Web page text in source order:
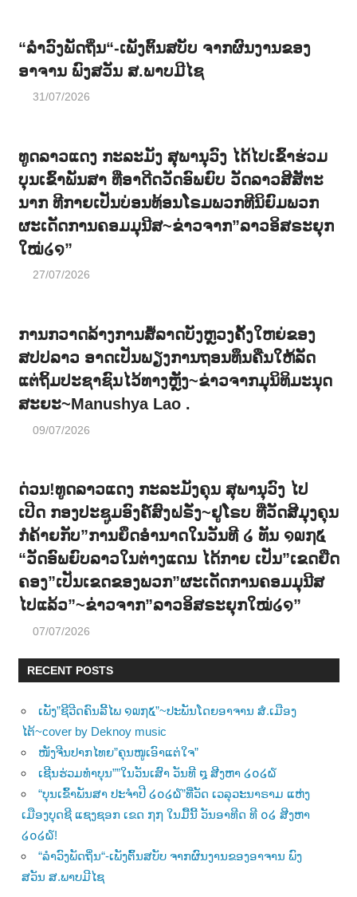
“ລຳວົງພັດຖິ່ນ“-ເພັງຕົ້ນສບັບ ຈາກຜົນງານຂອງ
ອາຈານ ພົງສວັນ ສ.ພາບມີໄຊ
31/07/2026
ທູດລາວແດງ ກະລະມັງ ສຸພານຸວົງ ໄດ້ໄປເຂົ້າຮ່ວມ
ບຸນເຂົ້າພັນສາ ທີ່ອາດີດວັດອົພຍົບ ວັດລາວສີສັຕະ
ນາກ ທີກາຍເປັນບ່ອນທ້ອນໂຣມພວກທີນິຍົມພວກ
ຜະເດັດການຄອມມຸນີສ~ຂ່າວຈາກ”ລາວອິສຣະຍຸກ
ໃໝ່໒໑”
27/07/2026
ການກວາດລ້າງການສໍ້ລາດບັງຫຼວງຄັ້ງໃຫຍ່ຂອງ
ສປປລາວ ອາດເປັນພຽງການຖອນທຶນຄືນໃຫ້ລັດ
ແຕ່ຖິ້ມປະຊາຊົນໄວ້ທາງຫຼັງ~ຂ່າວຈາກມຸນິທິມະນຸດ
ສະຍະ~Manushya Lao .
09/07/2026
ດ່ວນ!ທູດລາວແດງ ກະລະມັງຄຸນ ສຸພານຸວົງ ໄປ
ເປີດ ກອງປະຊູມອົງຄ໌ສົງຝຣັ່ງ~ຢູໂຣບ ທີ່ວັດສີມຸງຄຸນ
ກໍຄ້າຍກັບ”ການຍຶດອຳນາດໃນວັນທີ ໒ ທັນ ໑໙໗໕
“ວັດອົພຍົບລາວໃນຕ່າງແດນ ໄດ້ກາຍ ເປັນ”ເຂດຍືດ
ຄອງ”ເປັນເຂດຂອງພວກ”ຜະເດັດການຄອມມຸນີສ
ໄປແລ້ວ”~ຂ່າວຈາກ”ລາວອິສຣະຍຸກໃໝ່໒໑”
07/07/2026
RECENT POSTS
ເພັງ”ຊີວີດຄົນລີ້ໄພ ໑໙໗໕”~ປະພັນໂດຍອາຈານ ສໍ.ເມືອງ
ໄຕ້~cover by Deknoy music
ໜັງຈີນປາກໄທຍ”ຄຸນໜູເອົາແຕ່ໃຈ”
ເຊີນຮ່ວມທຳບຸນ””ໃນວັນເສົາ ວັນທີ ໘ ສີງຫາ ໒໐໒໖
“ບຸນເຂົ້າພັນສາ ປະຈຳປີ ໒໐໒໖”ທີ່ວັດ ເວລຸວະນາຣາມ ແຫ່ງ
ເມືອງບຸດຊີ ແຊງຊອກ ເຂດ ໗໗ ໃນມື້ນີ້ ວັນອາທີດ ທີ ໐໒ ສີງຫາ
໒໐໒໖!
“ລຳວົງພັດຖິ່ນ“-ເພັງຕົ້ນສບັບ ຈາກຜົນງານຂອງອາຈານ ພົງ
ສວັນ ສ.ພາບມີໄຊ